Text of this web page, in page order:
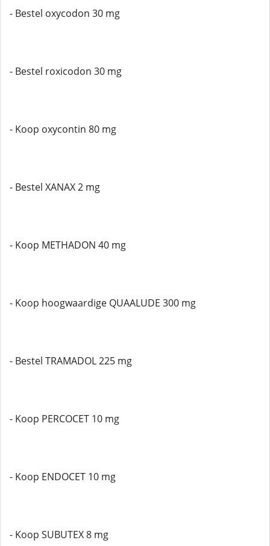
- Bestel oxycodon 30 mg
- Bestel roxicodon 30 mg
- Koop oxycontin 80 mg
- Bestel XANAX 2 mg
- Koop METHADON 40 mg
- Koop hoogwaardige QUAALUDE 300 mg
- Bestel TRAMADOL 225 mg
- Koop PERCOCET 10 mg
- Koop ENDOCET 10 mg
- Koop SUBUTEX 8 mg